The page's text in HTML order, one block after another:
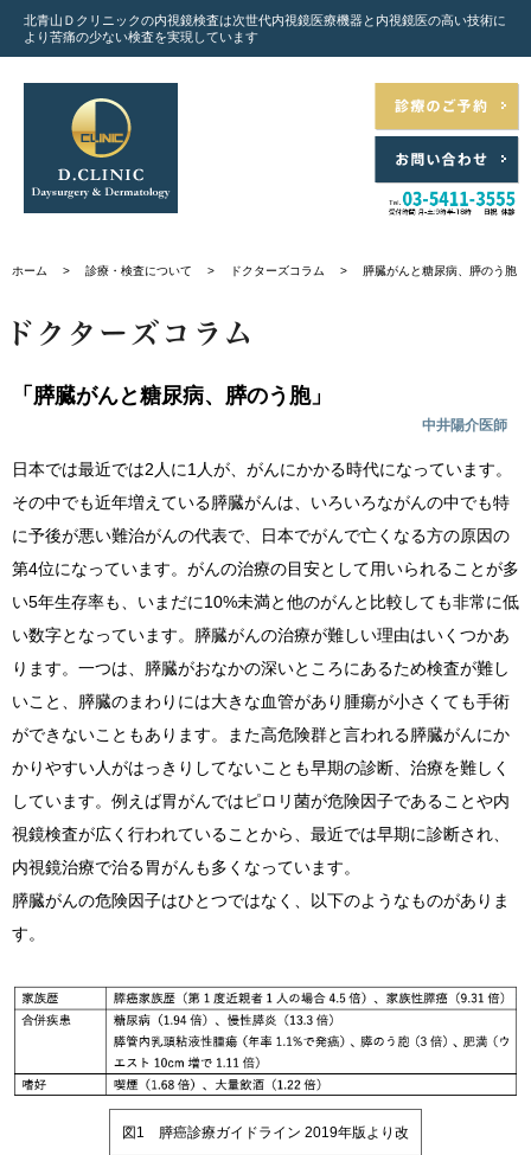
北青山Ｄクリニックの内視鏡検査は次世代内視鏡医療機器と 内視鏡医の高い技術に
より苦痛の少ない検査を実現しています
ホーム > 診療・検査について > ドクターズコラム > 膵臓がんと糖尿病、膵のう胞
「膵臓がんと糖尿病、膵のう胞」
中井陽介医師
日本では最近では2人に1人が、がんにかかる時代になっています。
その中でも近年増えている膵臓がんは、いろいろながんの中でも特
に予後が悪い難治がんの代表で、日本でがんで亡くなる方の原因の
第4位になっています。がんの治療の目安として用いられることが多
い5年生存率も、いまだに10%未満と他のがんと比較しても非常に低
い数字となっています。膵臓がんの治療が難しい理由はいくつかあ
ります。一つは、膵臓がおなかの深いところにあるため検査が難し
いこと、膵臓のまわりには大きな血管があり腫瘍が小さくても手術
ができないこともあります。また高危険群と言われる膵臓がんにか
かりやすい人がはっきりしてないことも早期の診断、治療を難しく
しています。例えば胃がんではピロリ菌が危険因子であることや内
視鏡検査が広く行われていることから、最近では早期に診断され、
内視鏡治療で治る胃がんも多くなっています。
膵臓がんの危険因子はひとつではなく、以下のようなものがありま
す。
図1 膵癌診療ガイドライン 2019年版より改